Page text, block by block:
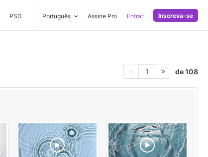
PSD Português Assine Pro Entrar Inscreva-se
1 de 108